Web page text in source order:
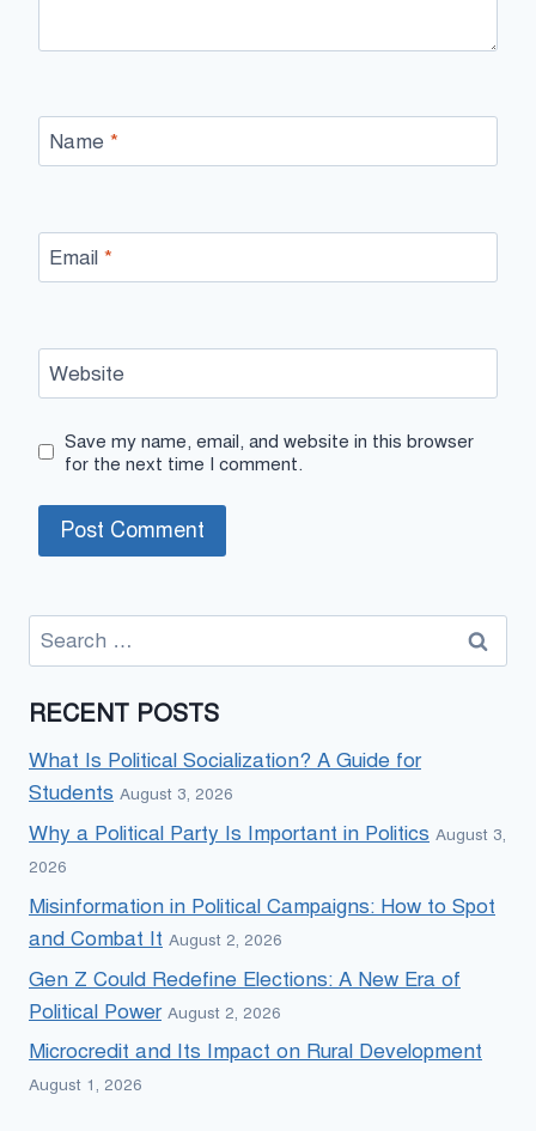
Name *
Email *
Website
Save my name, email, and website in this browser
for the next time I comment.
Search
for:
RECENT POSTS
What Is Political Socialization? A Guide for
Students August 3, 2026
Why a Political Party Is Important in Politics August 3,
2026
Misinformation in Political Campaigns: How to Spot
and Combat It August 2, 2026
Gen Z Could Redefine Elections: A New Era of
Political Power August 2, 2026
Microcredit and Its Impact on Rural Development
August 1, 2026